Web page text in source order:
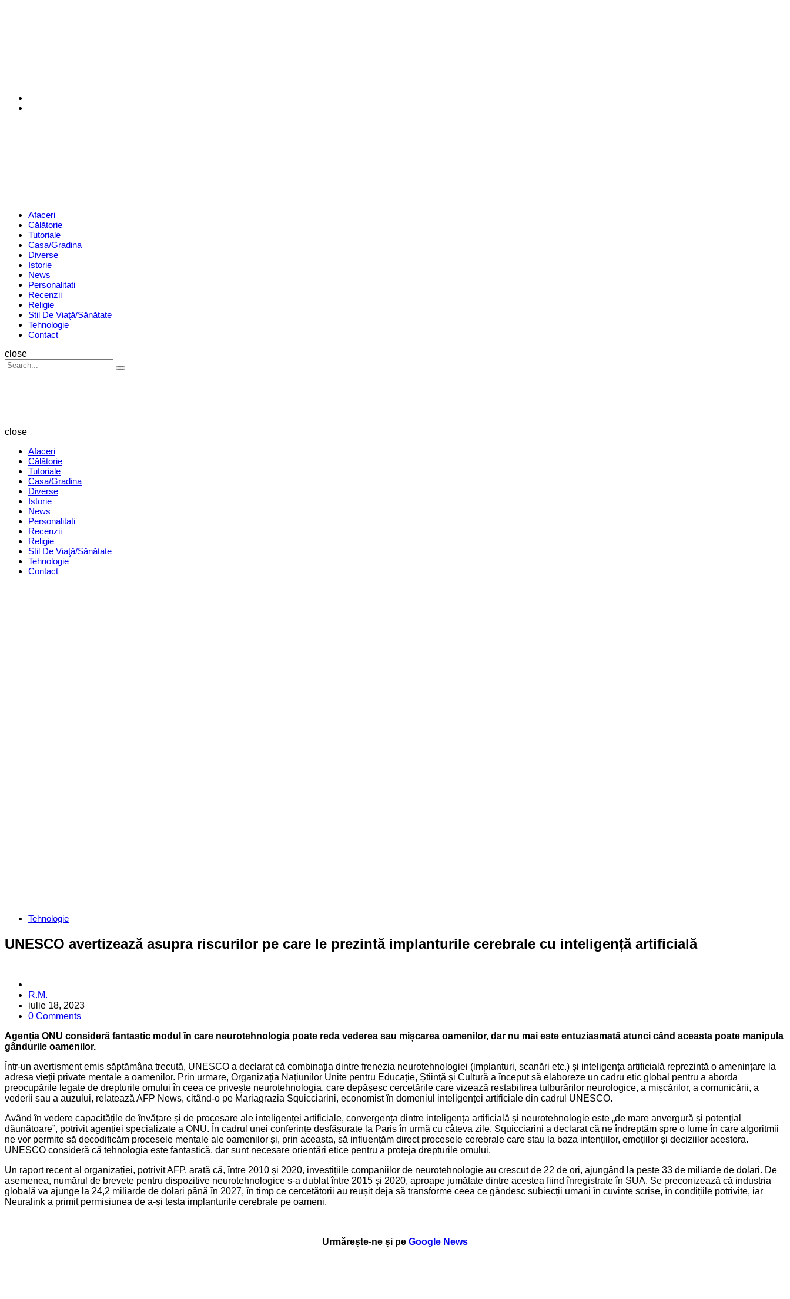
Menu Afaceri
Călătorie
Tutoriale
Casa/Gradina
Diverse
Istorie
News
Personalitati
Recenzii
Religie
Stil De Viaţă/Sănătate
Tehnologie
Contact
Search
close
Search
for:
Search
close
Afaceri
Călătorie
Tutoriale
Casa/Gradina
Diverse
Istorie
News
Personalitati
Recenzii
Religie
Stil De Viaţă/Sănătate
Tehnologie
Contact
Categories
Tehnologie
UNESCO avertizează asupra riscurilor pe care le prezintă implanturile cerebrale cu inteligență artificială
Posted
by
R.M.
iulie 18, 2023
0 Comments
Agenția ONU consideră fantastic modul în care neurotehnologia poate reda vederea sau mișcarea oamenilor, dar nu mai este entuziasmată atunci când aceasta poate manipula
gândurile oamenilor.
Într-un avertisment emis săptămâna trecută, UNESCO a declarat că combinația dintre frenezia neurotehnologiei (implanturi, scanări etc.) și inteligența artificială reprezintă o amenințare la
adresa vieții private mentale a oamenilor. Prin urmare, Organizația Națiunilor Unite pentru Educație, Știință și Cultură a început să elaboreze un cadru etic global pentru a aborda
preocupările legate de drepturile omului în ceea ce privește neurotehnologia, care depășesc cercetările care vizează restabilirea tulburărilor neurologice, a mișcărilor, a comunicării, a
vederii sau a auzului, relatează AFP News, citând-o pe Mariagrazia Squicciarini, economist în domeniul inteligenței artificiale din cadrul UNESCO.
Având în vedere capacitățile de învățare și de procesare ale inteligenței artificiale, convergența dintre inteligența artificială și neurotehnologie este „de mare anvergură și potențial
dăunătoare”, potrivit agenției specializate a ONU. În cadrul unei conferințe desfășurate la Paris în urmă cu câteva zile, Squicciarini a declarat că ne îndreptăm spre o lume în care algoritmii
ne vor permite să decodificăm procesele mentale ale oamenilor și, prin aceasta, să influențăm direct procesele cerebrale care stau la baza intențiilor, emoțiilor și deciziilor acestora.
UNESCO consideră că tehnologia este fantastică, dar sunt necesare orientări etice pentru a proteja drepturile omului.
Un raport recent al organizației, potrivit AFP, arată că, între 2010 și 2020, investițiile companiilor de neurotehnologie au crescut de 22 de ori, ajungând la peste 33 de miliarde de dolari. De
asemenea, numărul de brevete pentru dispozitive neurotehnologice s-a dublat între 2015 și 2020, aproape jumătate dintre acestea fiind înregistrate în SUA. Se preconizează că industria
globală va ajunge la 24,2 miliarde de dolari până în 2027, în timp ce cercetătorii au reușit deja să transforme ceea ce gândesc subiecții umani în cuvinte scrise, în condițiile potrivite, iar
Neuralink a primit permisiunea de a-și testa implanturile cerebrale pe oameni.
Urmărește-ne și pe Google News